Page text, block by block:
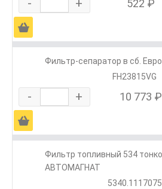
- + 522 ₽
Ä
Фильтр-сепаратор в сб.
FH23815VG
- + 10 773 ₽
Ä
Фильтр топливный 534
АВТОМАГНАТ
5340.1117075